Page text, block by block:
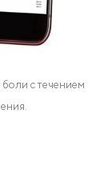
с течением